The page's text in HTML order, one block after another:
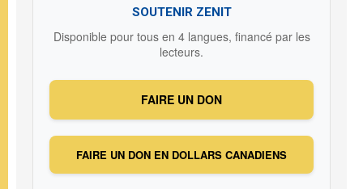
SOUTENIR ZENIT
Disponible pour tous en 4 langues, financé par les
lecteurs.
FAIRE UN DON
FAIRE UN DON EN DOLLARS CANADIENS